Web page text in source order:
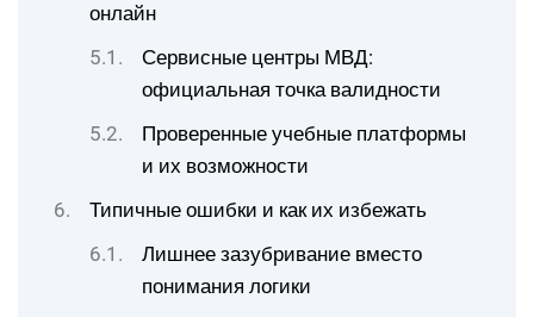
онлайн
Сервисные центры МВД:
официальная точка валидности
Проверенные учебные платформы
и их возможности
Типичные ошибки и как их избежать
Лишнее зазубривание вместо
понимания логики